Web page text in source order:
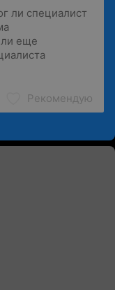
Рекомендую